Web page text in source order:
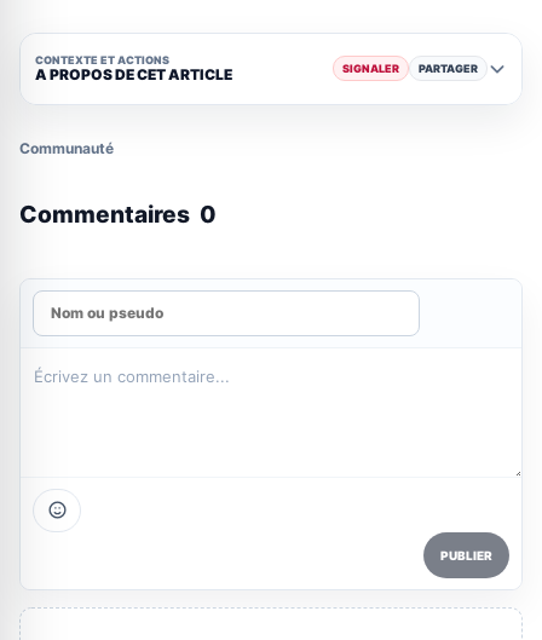
CONTEXTE ET ACTIONS
A PROPOS DE CET ARTICLE SIGNALER PARTAGER
Communauté
Commentaires 0
PUBLIER